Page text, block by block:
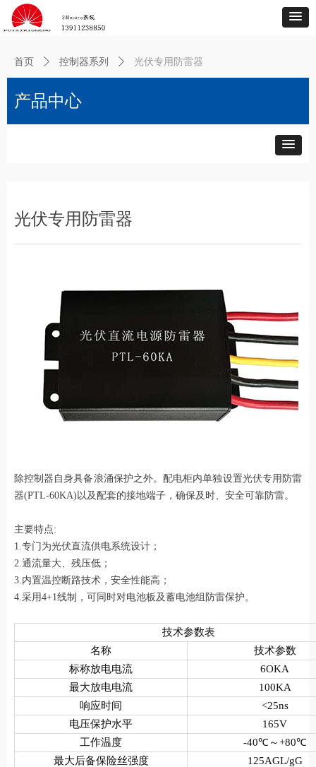
除控制器自身具备浪涌保护之外。配电柜内单独设置光伏专用防雷
器(PTL-60KA)以及配套的接地端子，确保及时、安全可靠防雷。
主要特点:
1.专门为光伏直流供电系统设计；
2.通流量大、残压低；
3.内置温控断路技术，安全性能高；
4.采用4+1线制，可同时对电池板及蓄电池组防雷保护。
技术参数表
名称
技术参数
标称放电电流
6OKA
最大放电电流
100KA
响应时间
<25ns
电压保护水平
165V
工作温度
-40℃～+80℃
最大后备保险丝强度
125AGL/gG
光伏专用防雷器
首页 ꄲ 控制器系列 ꄲ 光伏专用防雷器
产品中心